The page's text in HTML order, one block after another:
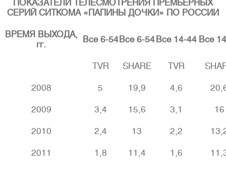
ПОКАЗАТЕЛИ ТЕЛЕСМОТРЕНИЯ ПРЕМЬЕРНЫХ
СЕРИЙ СИТКОМА «ПАПИНЫ ДОЧКИ» ПО РОССИИ
ВРЕМЯ ВЫХОДА,
гг.
Все 6-54 Все 6-54 Все 14-44 Все
TVR SHARE TVR
2008 5 19,9 4,6
2009 3,4 15,6 3,1 16
2010 2,4 13 2,2
2011 1,8 11,4 1,6